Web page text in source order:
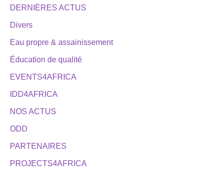
DERNIÈRES ACTUS
Divers
Eau propre & assainissement
Éducation de qualité
EVENTS4AFRICA
IDD4AFRICA
NOS ACTUS
ODD
PARTENAIRES
PROJECTS4AFRICA